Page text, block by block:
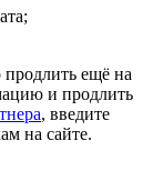
ещё на
и продлить
, введите
на сайте.